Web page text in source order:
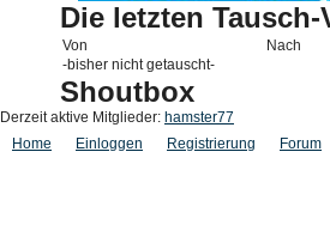
Die letzten Tausch-
Von
Nach
-bisher nicht getauscht-
Shoutbox
Derzeit aktive Mitglieder: hamster77
Home
Einloggen Registrierung Forum